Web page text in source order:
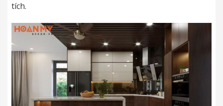
tích.